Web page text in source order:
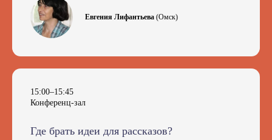
Евгения Лифантьева (Омск)
15:00–15:45
Конференц-зал
Где брать идеи для рассказов?